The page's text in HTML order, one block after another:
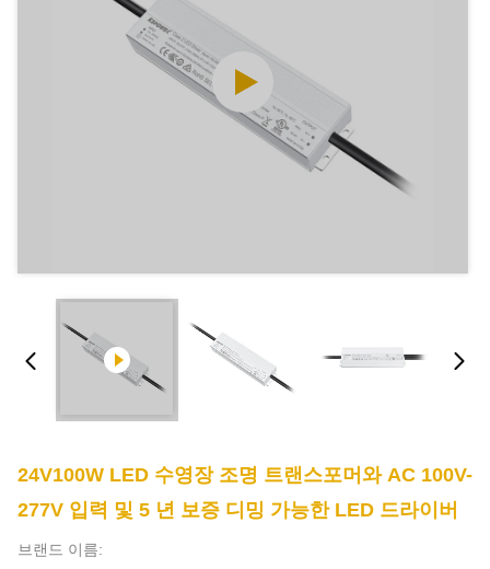
24V100W LED 수영장 조명 트랜스포머와 AC 100V-
277V 입력 및 5 년 보증 디밍 가능한 LED 드라이버
브랜드 이름: